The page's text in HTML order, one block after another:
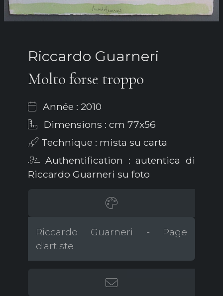
Riccardo Guarneri
Molto forse troppo
Année : 2010
Dimensions : cm 77x56
Technique : mista su carta
Authentification : autentica di
Riccardo Guarneri su foto
Riccardo Guarneri - Page
d'artiste